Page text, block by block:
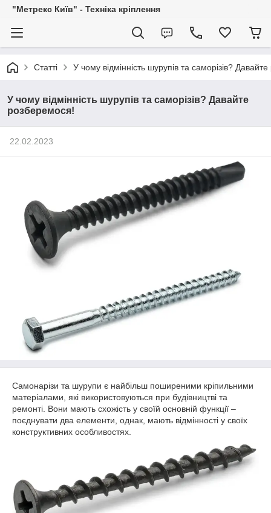
"Метрекс Київ" - Техніка кріплення
Статті У чому відмінність шурупів та саморізів?
У чому відмінність шурупів та саморізів? Давайте
розберемося!
22.02.2023
Самонарізи та шурупи є найбільш поширеними кріпильними
матеріалами, які використовуються при будівництві та
ремонті. Вони мають схожість у своїй основній функції –
поєднувати два елементи, однак, мають відмінності у своїх
конструктивних особливостях.